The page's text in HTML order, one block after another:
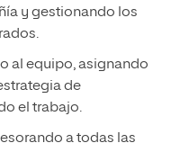
y gestionando los
al equipo, asignando
de
el trabajo.
a todas las